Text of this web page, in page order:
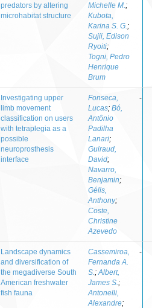
predators by altering
microhabitat structure
Michelle M. ;
Kubota,
Karina S. G. ;
Sujii, Edison
Ryoiti;
Togni, Pedro
Henrique
Brum
Investigating upper
limb movement
classification on users
with tetraplegia as a
possible
neuroprosthesis
interface
Fonseca,
Lucas; Bó,
Antônio
Padilha
Lanari;
Guiraud,
David;
Navarro,
Benjamin;
Gélis,
Anthony;
Coste,
Christine
Azevedo
-
Landscape dynamics
and diversification of
the megadiverse South
American freshwater
fish fauna
Cassemiroa,
Fernanda A.
S. ; Albert,
James S. ;
Antonelli,
Alexandre;
-